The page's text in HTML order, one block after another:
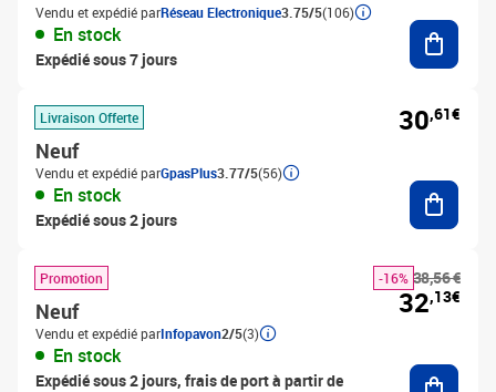
Vendu et expédié parRéseau Electronique3.75/5(106)
En stock
Expédié sous 7 jours
Livraison Offerte
Neuf
Vendu et expédié parGpasPlus3.77/5(56)
En stock
Expédié sous 2 jours
30,61€
Promotion
Neuf
Vendu et expédié parInfopavon2/5(3)
En stock
Expédié sous 2 jours, frais de port à partir de
38,56 €
-16%
32,13€